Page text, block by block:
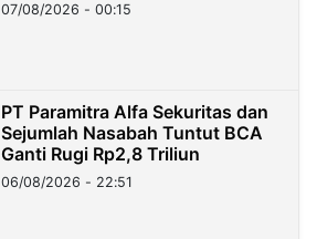
07/08/2026 - 00:15
PT Paramitra Alfa Sekuritas dan
Sejumlah Nasabah Tuntut BCA
Ganti Rugi Rp2,8 Triliun
06/08/2026 - 22:51